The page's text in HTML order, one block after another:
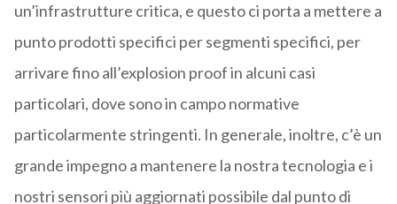
un’infrastrutture critica, e questo ci porta a mettere a
punto prodotti specifici per segmenti specifici, per
arrivare fino all’explosion proof in alcuni casi
particolari, dove sono in campo normative
particolarmente stringenti. In generale, inoltre, c’è un
grande impegno a mantenere la nostra tecnologia e i
nostri sensori più aggiornati possibile dal punto di